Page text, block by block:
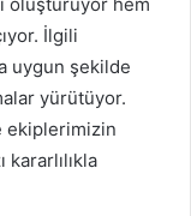
İlgili
uygun şekilde
yürütüyor.
ekiplerimizin
kararlılıkla